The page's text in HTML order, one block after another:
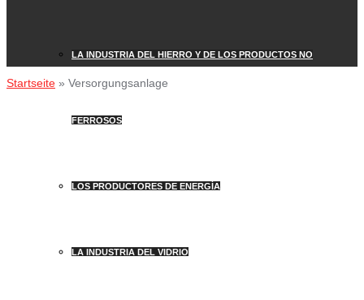
LA INDUSTRIA DEL HIERRO Y DE LOS PRODUCTOS NO
FERROSOS
LOS PRODUCTORES DE ENERGÍA
LA INDUSTRIA DEL VIDRIO
Startseite » Versorgungsanlage